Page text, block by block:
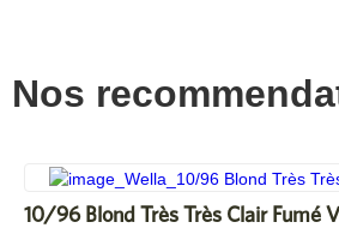
Nos
10/96 Blond Très Très Clair Fumé